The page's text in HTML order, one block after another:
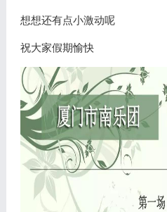
想想还有点小激动呢
祝大家假期愉快